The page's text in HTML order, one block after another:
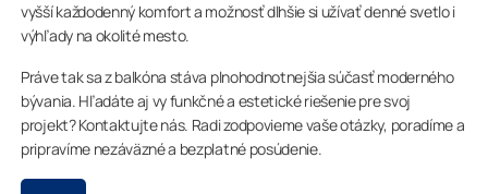
vyšší každodenný komfort a možnosť dlhšie si užívať denné svetlo i
výhľady na okolité mesto.
Práve tak sa z balkóna stáva plnohodnotnejšia súčasť moderného
bývania. Hľadáte aj vy funkčné a estetické riešenie pre svoj
projekt? Kontaktujte nás. Radi zodpovieme vaše otázky, poradíme a
pripravíme nezáväzné a bezplatné posúdenie.